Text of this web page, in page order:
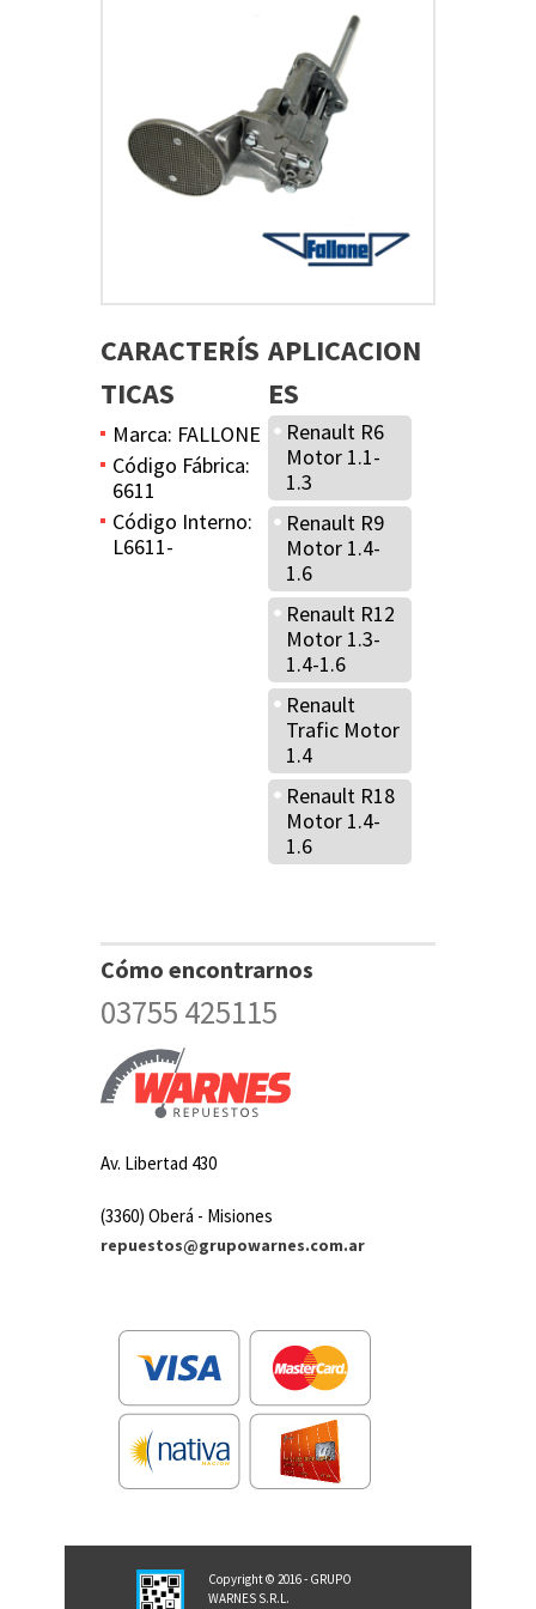
CARACTERÍS
TICAS
Marca: FALLONE
Código Fábrica:
6611
Código Interno:
L6611-
APLICACION
ES
Renault R6
Motor 1.1-
1.3
Renault R9
Motor 1.4-
1.6
Renault R12
Motor 1.3-
1.4-1.6
Renault
Trafic Motor
1.4
Renault R18
Motor 1.4-
1.6
Cómo encontrarnos
03755 425115
Av. Libertad 430
(3360) Oberá - Misiones
repuestos@grupowarnes.com.ar
Copyright © 2016 - GRUPO
WARNES S.R.L.